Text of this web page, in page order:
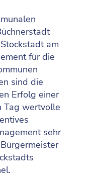
am
für die
sind die
Erfolg einer
Tag wertvolle
sehr